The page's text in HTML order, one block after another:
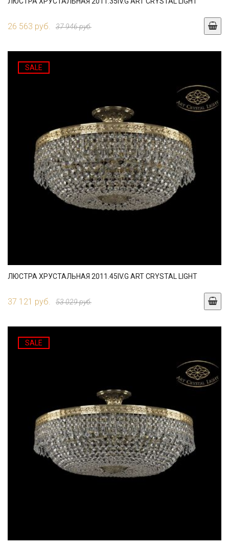
26 563 руб. 37 946 руб.
SALE
ЛЮСТРА ХРУСТАЛЬНАЯ 2011.45IV.G ART CRYSTAL LIGHT
37 121 руб. 53 029 руб.
SALE